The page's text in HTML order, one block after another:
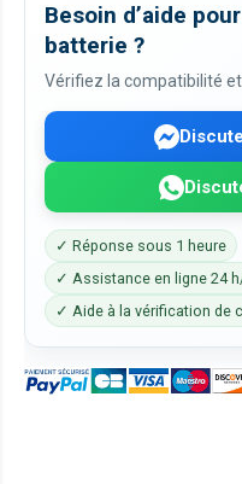
Besoin d’aide
batterie ?
Vérifiez la compatibilité
✓ Réponse sous 1 heure
✓ Assistance en ligne 24
✓ Aide à la vérification de